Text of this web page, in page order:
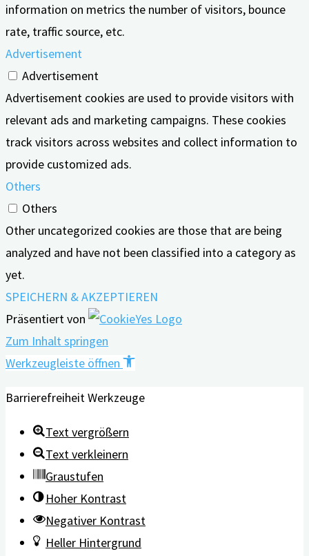
information on metrics the number of visitors, bounce
rate, traffic source, etc.
Advertisement
Advertisement
Advertisement cookies are used to provide visitors with
relevant ads and marketing campaigns. These cookies
track visitors across websites and collect information to
provide customized ads.
Others
Others
Other uncategorized cookies are those that are being
analyzed and have not been classified into a category as
yet.
SPEICHERN & AKZEPTIEREN
Präsentiert von
Zum Inhalt springen
Werkzeugleiste öffnen
Barrierefreiheit Werkzeuge
Text vergrößern
Text verkleinern
Graustufen
Hoher Kontrast
Negativer Kontrast
Heller Hintergrund